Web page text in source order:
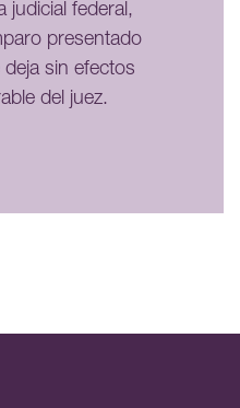
judicial federal,
presentado
sin efectos
del juez.